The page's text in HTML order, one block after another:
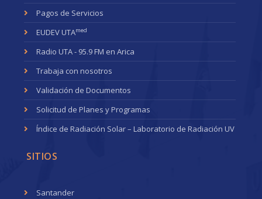
Pagos de Servicios
EUDEV UTAmed
Radio UTA - 95.9 FM en Arica
Trabaja con nosotros
Validación de Documentos
Solicitud de Planes y Programas
Índice de Radiación Solar – Laboratorio de Radiación UV
SITIOS
Santander